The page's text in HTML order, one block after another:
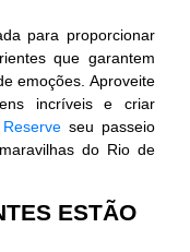
para proporcionar
que garantem
emoções. Aproveite
incríveis e criar
Reserve seu passeio
do Rio de
ESTÃO